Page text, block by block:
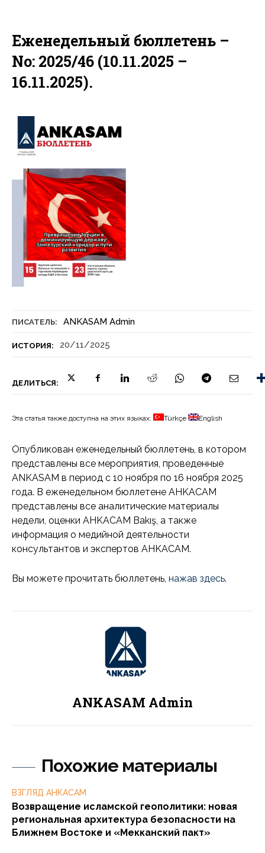
ПИСАТЕЛЬ: ANKASAM Admin
ИСТОРИЯ: 20/11/2025
ДЕЛИТЬСЯ:
Еженедельный бюллетень –
No: 2025/46 (10.11.2025 –
16.11.2025).
Похожие материалы
ВЗГЛЯД АНКАСАМ
Возвращение исламской геополитики: новая
региональная архитектура безопасности на
Ближнем Востоке и «Мекканский пакт»
Эта статья также доступна на этих языках: Türkçe English
Опубликован еженедельный бюллетень, в котором
представлены все мероприятия, проведенные
ANKASAM в период с 10 ноября по 16 ноября 2025
года. В еженедельном бюллетене AHKACAM
представлены все аналитические материалы
недели, оценки AHKACAM Bakış, а также
информация о медийной деятельности
консультантов и экспертов AHKACAM.
Вы можете прочитать бюллетень, нажав здесь.
ANKASAM Admin